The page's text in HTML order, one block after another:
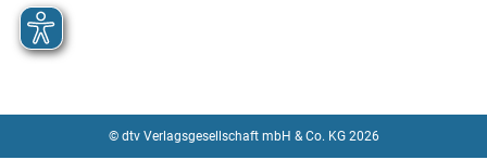
© dtv Verlagsgesellschaft mbH & Co. KG 2026